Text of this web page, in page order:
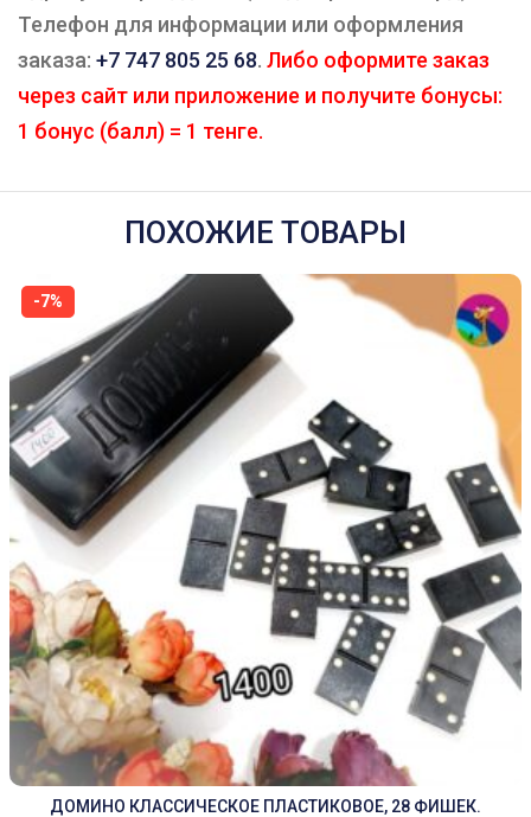
Телефон для информации или оформления
заказа: +7 747 805 25 68. Либо оформите заказ
через сайт или приложение и получите бонусы:
1 бонус (балл) = 1 тенге.
ПОХОЖИЕ ТОВАРЫ
-7%
ДОМИНО КЛАССИЧЕСКОЕ ПЛАСТИКОВОЕ, 28 ФИШЕК.